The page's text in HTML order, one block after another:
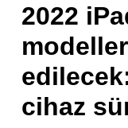
2022
cihaz